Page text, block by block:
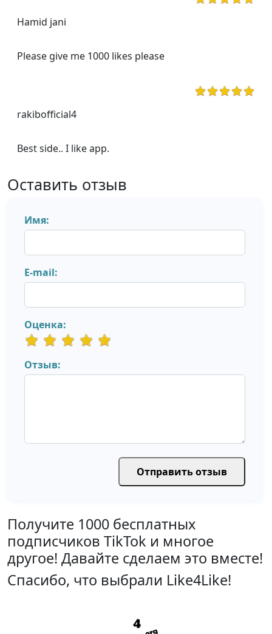
Hamid jani
Please give me 1000 likes please
rakibofficial4
Best side.. I like app.
Оставить отзыв
Имя:
E-mail:
Оценка:
Отзыв:
Получите 1000 бесплатных
подписчиков TikTok и многое
другое! Давайте сделаем это вместе!
Спасибо, что выбрали Like4Like!